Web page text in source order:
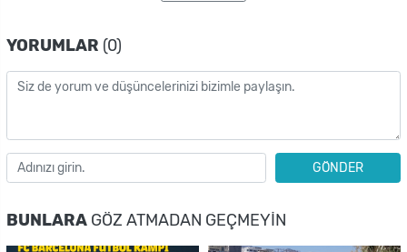
YORUMLAR (0)
GÖNDER
BUNLARA GÖZ ATMADAN GEÇMEYIN